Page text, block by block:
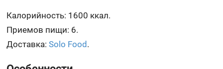
Калорийность: 1600 ккал.
Приемов пищи: 6.
Доставка:Solo Food .